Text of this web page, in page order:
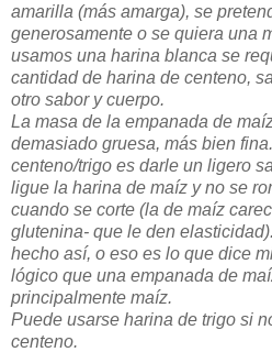
amarilla (más amarga), se
generosamente o se quiera una
usamos una harina blanca se
cantidad de harina de centeno,
otro sabor y cuerpo.
La masa de la empanada de
demasiado gruesa, más bien
centeno/trigo es darle un ligero
ligue la harina de maíz y no se
cuando se corte (la de maíz
glutenina- que le den
hecho así, o eso es lo que dice
lógico que una empanada de
principalmente maíz.
Puede usarse harina de trigo si
centeno.